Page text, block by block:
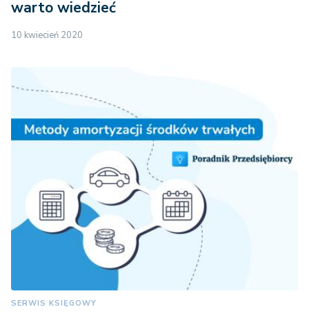
warto wiedzieć
10 kwiecień 2020
SERWIS KSIĘGOWY